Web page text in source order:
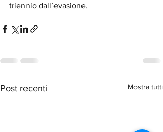
triennio dall’evasione.
Post recenti Mostra tutti